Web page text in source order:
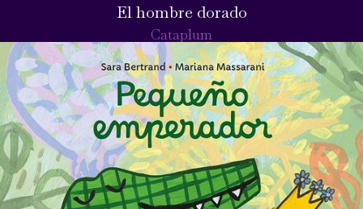
El hombre dorado
Cataplum